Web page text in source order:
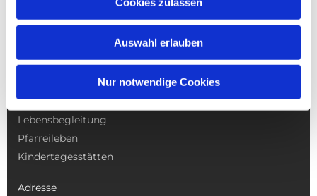
Auswahl erlauben
Nur notwendige Cookies
NAVIGATION
Pfarrei
Lebensbegleitung
Pfarreileben
Kindertagesstätten
Adresse